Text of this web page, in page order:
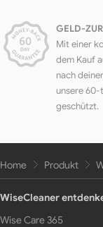
GELD-
Mit einer
dem Kauf
nach
unsere
geschützt.
Home Produkt
WiseCleaner
Wise Care 365